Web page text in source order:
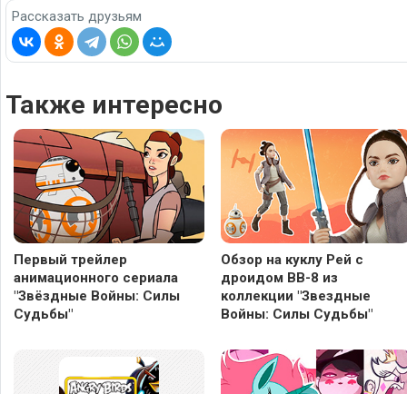
Рассказать друзьям
Также интересно
Первый трейлер
анимационного сериала
"Звёздные Войны: Силы
Судьбы"
Обзор на куклу Рей с
дроидом BB-8 из
коллекции "Звездные
Войны: Силы Судьбы"